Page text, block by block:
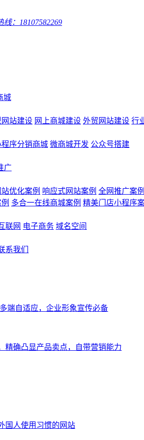
线：18107582269
城
站建设 网上商城建设 外贸网站建设 行
序分销商城 微商城开发 公众号搭建
广
站优化案例 响应式网站案例 全网推广案例
多合一在线商城案例 精美门店小程序
联网 电子商务 域名空间
系我们
端自适应，企业形象宣传必备
精确凸显产品卖点，自带营销能力
国人使用习惯的网站